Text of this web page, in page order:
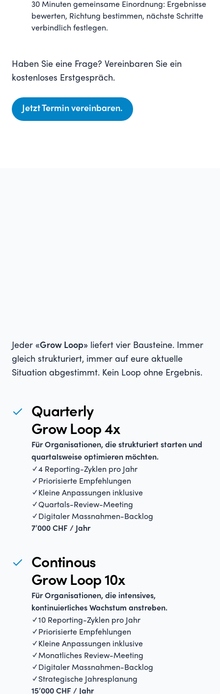
30 Minuten gemeinsame Einordnung: Ergebnisse
bewerten, Richtung bestimmen, nächste Schritte
verbindlich festlegen.
Haben Sie eine Frage? Vereinbaren Sie ein
kostenloses Erstgespräch.
Jetzt Termin vereinbaren.
Jeder «Grow Loop» liefert vier Bausteine. Immer
gleich strukturiert, immer auf eure aktuelle
Situation abgestimmt. Kein Loop ohne Ergebnis.
Quarterly
Grow Loop 4x
Für Organisationen, die strukturiert starten und
quartalsweise optimieren möchten.
✓ 4 Reporting-Zyklen pro Jahr
✓ Priorisierte Empfehlungen
✓ Kleine Anpassungen inklusive
✓ Quartals-Review-Meeting
✓ Digitaler Massnahmen-Backlog
7’000 CHF / Jahr
Continous
Grow Loop 10x
Für Organisationen, die intensives,
kontinuierliches Wachstum anstreben.
✓ 10 Reporting-Zyklen pro Jahr
✓ Priorisierte Empfehlungen
✓ Kleine Anpassungen inklusive
✓ Monatliches Review-Meeting
✓ Digitaler Massnahmen-Backlog
✓ Strategische Jahresplanung
15’000 CHF / Jahr